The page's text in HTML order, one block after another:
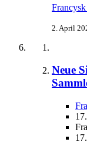
2. April
Neue